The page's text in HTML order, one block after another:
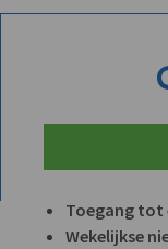
Toegang tot
Wekelijkse